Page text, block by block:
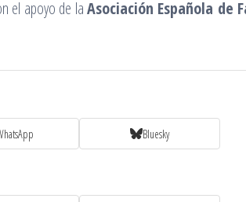
el apoyo de laAsociación Española de
Bluesky